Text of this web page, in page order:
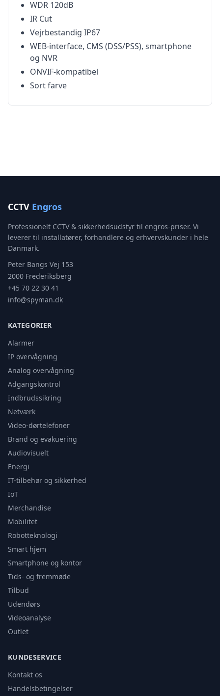
WDR 120dB
IR Cut
Vejrbestandig IP67
WEB-interface, CMS (DSS/PSS), smartphone
og NVR
ONVIF-kompatibel
Sort farve
CCTV Engros
Professionelt CCTV & sikkerhedsudstyr til engros-priser. Vi
leverer til installatører, forhandlere og erhvervskunder i hele
Danmark.
Peter Bangs Vej 153
2000 Frederiksberg
+45 70 22 30 41
info@spyman.dk
KATEGORIER
Alarmer
IP overvågning
Analog overvågning
Adgangskontrol
Indbrudssikring
Netværk
Video-dørtelefoner
Brand og evakuering
Audiovisuelt
Energi
IT-tilbehør og sikkerhed
IoT
Merchandise
Mobilitet
Robotteknologi
Smart hjem
Smartphone og kontor
Tids- og fremmøde
Tilbud
Udendørs
Videoanalyse
Outlet
KUNDESERVICE
Kontakt os
Handelsbetingelser